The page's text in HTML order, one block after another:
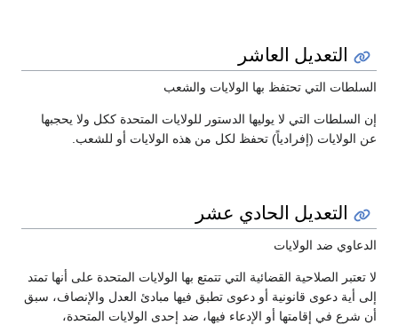
التعديل العاشر
السلطات التي تحتفظ بها الولايات والشعب
إن السلطات التي لا يوليها الدستور للولايات المتحدة ككل ولا يحجبها
عن الولايات (إفرادياً) تحفظ لكل من هذه الولايات أو للشعب.
التعديل الحادي عشر
الدعاوي ضد الولايات
لا تعتبر الصلاحية القضائية التي تتمتع بها الولايات المتحدة على أنها تمتد
إلى أية دعوى قانونية أو دعوى تطبق فيها مبادئ العدل والإنصاف، سبق
أن شرع في إقامتها أو الإدعاء فيها، ضد إحدى الولايات المتحدة،